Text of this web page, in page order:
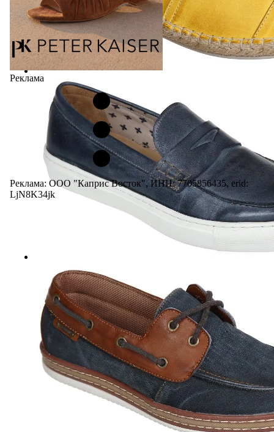
Реклама
Реклама: ООО "Каприс Восток", ИНН: 7705856435, erid:
LjN8K34jk